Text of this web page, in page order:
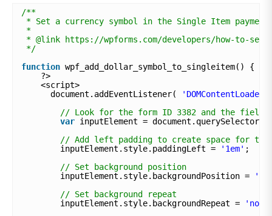
/**
* Set a currency symbol in the Single Item
*
* @link https://wpforms.com/developers/how-to-
*/
function wpf_add_dollar_symbol_to_singleitem() {
?>
<script>
document.addEventListener(
'DOMContentLoaded'
// Look for the form ID 3382 and the field
var inputElement = document.querySelector(
// Add left padding to create space for the
inputElement.style.paddingLeft =
'1em' ;
// Set background position
inputElement.style.backgroundPosition =
// Set background repeat
inputElement.style.backgroundRepeat =
'no-